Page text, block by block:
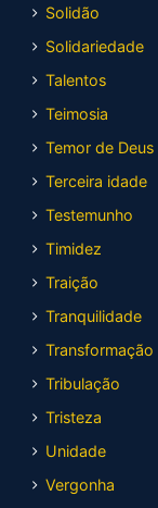
Solidão
Solidariedade
Talentos
Teimosia
Temor de Deus
Terceira idade
Testemunho
Timidez
Traição
Tranquilidade
Transformação
Tribulação
Tristeza
Unidade
Vergonha